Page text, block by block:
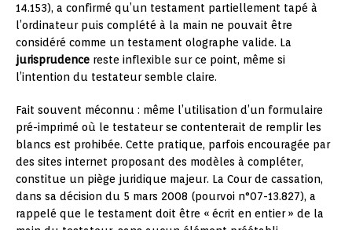
14.153), a confirmé qu’un testament partiellement tapé à
l’ordinateur puis complété à la main ne pouvait être
considéré comme un testament olographe valide. La
jurisprudence reste inflexible sur ce point, même si
l’intention du testateur semble claire.
Fait souvent méconnu : même l’utilisation d’un formulaire
pré-imprimé où le testateur se contenterait de remplir les
blancs est prohibée. Cette pratique, parfois encouragée par
des sites internet proposant des modèles à compléter,
constitue un piège juridique majeur. La Cour de cassation,
dans sa décision du 5 mars 2008 (pourvoi n°07-13.827), a
rappelé que le testament doit être « écrit en entier » de la